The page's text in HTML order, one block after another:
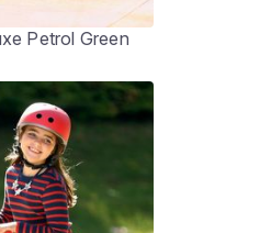
Petrol Green